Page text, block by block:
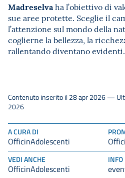
Madreselvaha l’obiettivo di
sue aree protette. Sceglie il
l’attenzione sul mondo della
coglierne la bellezza, la
rallentando diventano evidenti.
A CURA DI
OfficinAdolescenti
VEDI ANCHE
OfficinAdolescenti
INFO
Contenuto inserito il 28 apr 2026 —
2026